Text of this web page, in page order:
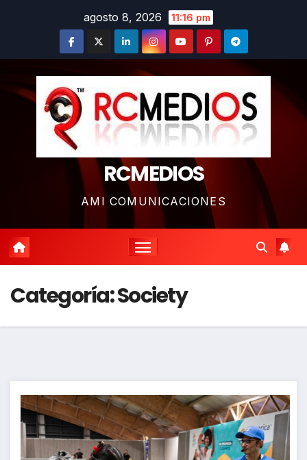
agosto 8, 2026 11:16 pm
RCMEDIOS
AMI COMUNICACIONES
Categoría:Society